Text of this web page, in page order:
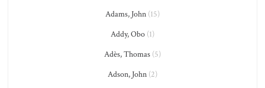
Adams, John (15)
Addy, Obo (1)
Adès, Thomas (5)
Adson, John (2)